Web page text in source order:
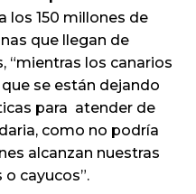
los 150 millones de
que llegan de
“mientras los canarios
se están dejando
para atender de
como no podría
alcanzan nuestras
cayucos”.